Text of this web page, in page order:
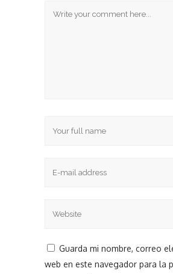
Guarda mi nombre, correo
web en este navegador para la